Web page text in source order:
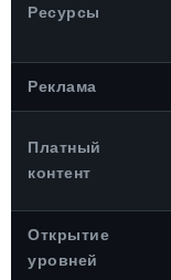
Ресурсы
Реклама
Платный
контент
Открытие
уровней